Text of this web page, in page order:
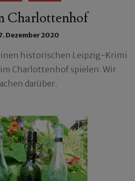
Charlottenhof
Dezember 2020
historischen Leipzig-Krimi
im Charlottenhof spielen. Wir
darüber.